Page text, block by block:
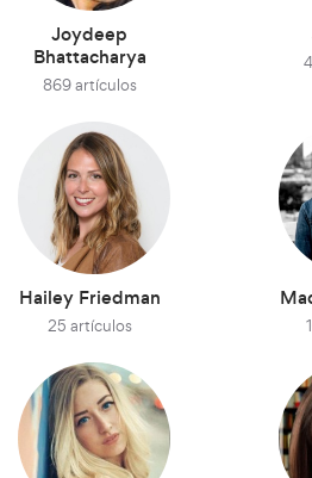
Joydeep
Bhattacharya
869 artículos
Hailey Friedman
25 artículos